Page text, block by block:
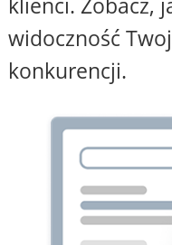
klienci. Zobacz,
widoczność
konkurencji.